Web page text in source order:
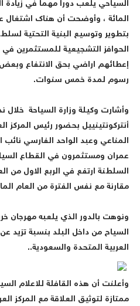
السياحي يلعب دورا مهما في زيادة
المائة ، وأوضحت أن هناك اشتغال
بتطوير وتوسيع البنية التحتية
الحوافز التشجيعية للمستثمرين
إعطائهم اراضي بحق الانتفاع وبعض
رسوم لمدة خمس سنوات.
وأشارت وكيلة وزارة السياحة
أنتركونتينييل بحضور رئيس المركز
المناعي وعبد الواحد الفارسي
عمران ومستثمرون في القطاع
السلطنة ارتفع في الربع الاول من
مقارنة مع نفس الفترة من العام
ونوهت بالدور الذي يلعبه
السياح من داخل البلد بنسبة تزيد عن
العربية المتحدة والسعودية..
وأعلنت أن هذه القافلة للاعلام
ممتازة لتوثيق العلاقة مع المركز